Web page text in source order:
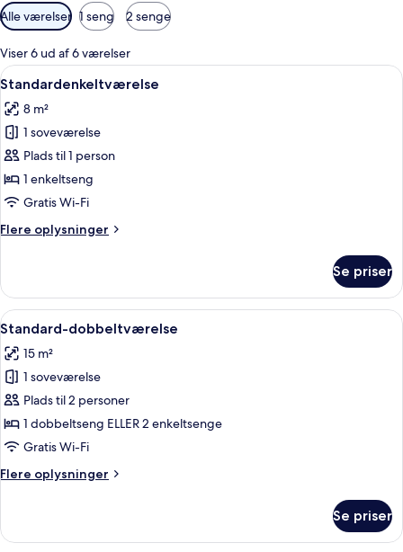
Tilgængelige
filtre
for
værelser
Alle værelser 1 seng 2 senge
Viser 6 ud af 6 værelser
Indlæs
alle
billeder
af
Standardenkeltværelse
En enkeltseng med trægavl, et
7
Standardenkeltværelse
8 m²
1 soveværelse
Plads til 1 person
1 enkeltseng
Gratis Wi-Fi
Flere oplysninger
Flere
Se priser
Indlæs
alle
billeder
af
Standard-
dobbeltværelse
Et hotelværelse med en seng, et
10
Standard-dobbeltværelse
15 m²
1 soveværelse
Plads til 2 personer
1 dobbeltseng ELLER 2 enkeltsenge
Gratis Wi-Fi
Flere oplysninger
Flere
dobbeltværelse
Se priser